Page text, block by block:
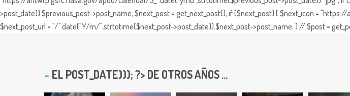
>post_date)).$previous_post->post_name; $next_post = get_next_post(); if ($next_post) { $next_icon =
$next_post_url = "/".date("Y/m/",strtotime($next_post->post_date)).$next_post->post_name; } // $post =
EL POST_DATE))); ?> DE OTROS AÑOS ...